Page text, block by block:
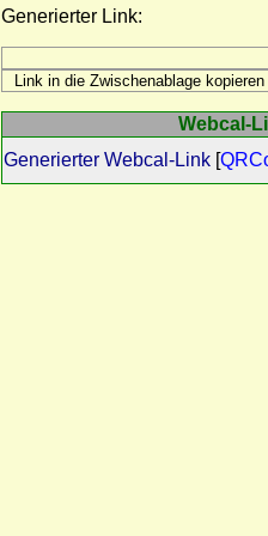
Generierter Link:
Webcal-
Generierter Webcal-Link [